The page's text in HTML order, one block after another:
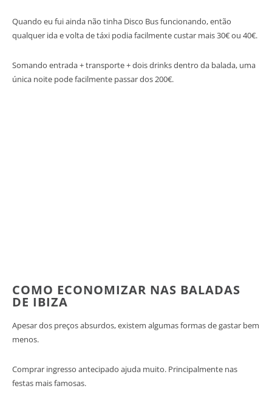
Quando eu fui ainda não tinha Disco Bus funcionando, então
qualquer ida e volta de táxi podia facilmente custar mais 30€ ou 40€.
Somando entrada + transporte + dois drinks dentro da balada, uma
única noite pode facilmente passar dos 200€.
COMO ECONOMIZAR NAS BALADAS
DE IBIZA
Apesar dos preços absurdos, existem algumas formas de gastar bem
menos.
Comprar ingresso antecipado ajuda muito. Principalmente nas
festas mais famosas.